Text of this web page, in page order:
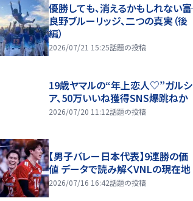
優勝しても、消えるかもしれない――富
良野ブルーリッジ、二つの真実（後
編）
2026/07/21 15:25話題の投稿
19歳ヤマルの“年上恋人♡”ガルシ
ア、50万いいね獲得SNS爆跳ねか
2026/07/20 11:12話題の投稿
【男子バレー日本代表】9連勝の価
値 データで読み解くVNLの現在地
2026/07/16 16:42話題の投稿